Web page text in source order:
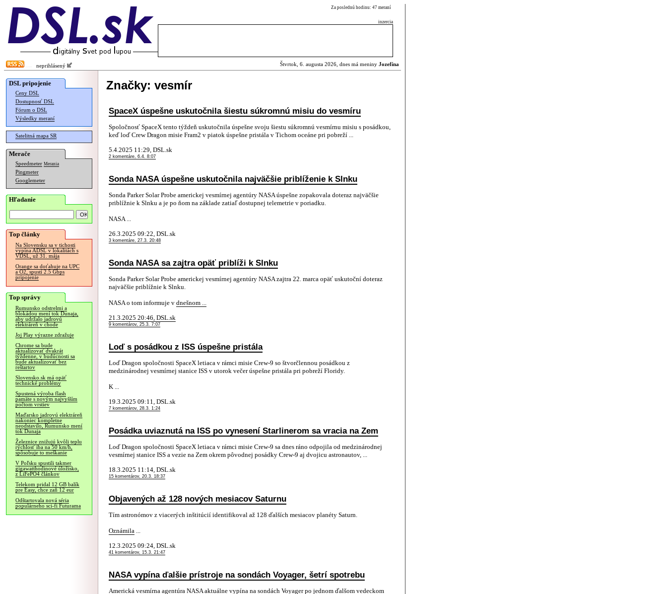
Za poslednú hodinu: 47 meraní
inzercia
neprihlásený Štvrtok, 6. augusta 2026, dnes má meniny Jozefína
DSL pripojenie
Ceny DSL
Dostupnosť DSL
Fórum o DSL
Výsledky meraní
Satelitná mapa SR
Merače
Speedmeter Merania
Pingmeter
Googlemeter
Hľadanie
Top články
Na Slovensku sa v tichosti
vypína ADSL v lokalitách s
VDSL, už 31. mája
Orange sa doťahuje na UPC
a O2, spustí 2.5 Gbps
pripojenie
Top správy
Rumunsko odstrelmi a
blokádou mení tok Dunaja,
aby udržalo jadrovú
elektráreň v chode
Joj Play výrazne zdražuje
Chrome sa bude
aktualizovať dvakrát
týždenne, v budúcnosti sa
bude aktualizovať bez
reštartov
Slovensko.sk má opäť
technické problémy
Spustená výroba flash
pamäte s novým najvyšším
počtom vrstiev
Maďarsko jadrovú elektráreň
nakoniec kompletne
neodstavilo, Rumunsko mení
tok Dunaja
Železnice znižujú kvôli teplu
rýchlosť iba na 50 km/h,
spôsobuje to meškanie
V Poľsku spustili takmer
gigawatthodinové úložisko,
z LiFePO4 článkov
Telekom pridal 12 GB balík
pre Easy, chce zaň 12 eur
Odštartovala nová séria
populárneho sci-fi Futurama
Značky: vesmír
SpaceX úspešne uskutočnila šiestu súkromnú misiu do vesmíru
Spoločnosť SpaceX tento týždeň uskutočnila úspešne svoju šiestu súkromnú vesmírnu misiu s posádkou,
keď loď Crew Dragon misie Fram2 v piatok úspešne pristála v Tichom oceáne pri pobreží ...
5.4.2025 11:29, DSL.sk
2 komentáre, 6.4. 8:07
Sonda NASA úspešne uskutočnila najväčšie priblíženie k Slnku
Sonda Parker Solar Probe americkej vesmírnej agentúry NASA úspešne zopakovala doteraz najväčšie
priblížnie k Slnku a je po ňom na základe zatiaľ dostupnej telemetrie v poriadku.
NASA ...
26.3.2025 09:22, DSL.sk
3 komentáre, 27.3. 20:48
Sonda NASA sa zajtra opäť priblíži k Slnku
Sonda Parker Solar Probe americkej vesmírnej agentúry NASA zajtra 22. marca opäť uskutoční doteraz
najväčšie priblížnie k Slnku.
NASA o tom informuje v dnešnom ...
21.3.2025 20:46, DSL.sk
9 komentárov, 25.3. 7:07
Loď s posádkou z ISS úspešne pristála
Loď Dragon spoločnosti SpaceX letiaca v rámci misie Crew-9 so štvorčlennou posádkou z
medzinárodnej vesmírnej stanice ISS v utorok večer úspešne pristála pri pobreží Floridy.
K ...
19.3.2025 09:11, DSL.sk
7 komentárov, 28.3. 1:24
Posádka uviaznutá na ISS po vynesení Starlinerom sa vracia na Zem
Loď Dragon spoločnosti SpaceX letiaca v rámci misie Crew-9 sa dnes ráno odpojila od medzinárodnej
vesmírnej stanice ISS a vezie na Zem okrem pôvodnej posádky Crew-9 aj dvojicu astronautov, ...
18.3.2025 11:14, DSL.sk
15 komentárov, 20.3. 18:37
Objavených až 128 nových mesiacov Saturnu
Tím astronómov z viacerých inštitúcií identifikoval až 128 ďalších mesiacov planéty Saturn.
Oznámila ...
12.3.2025 09:24, DSL.sk
41 komentárov, 15.3. 21:47
NASA vypína ďalšie prístroje na sondách Voyager, šetrí spotrebu
Americká vesmírna agentúra NASA aktuálne vypína na sondách Voyager po jednom ďalšom vedeckom